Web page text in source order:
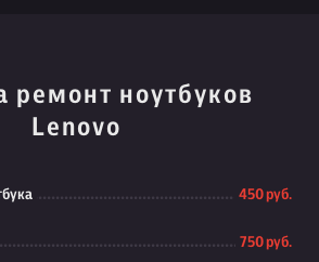
ремонт ноутбуков
Lenovo
450 руб.
750 руб.